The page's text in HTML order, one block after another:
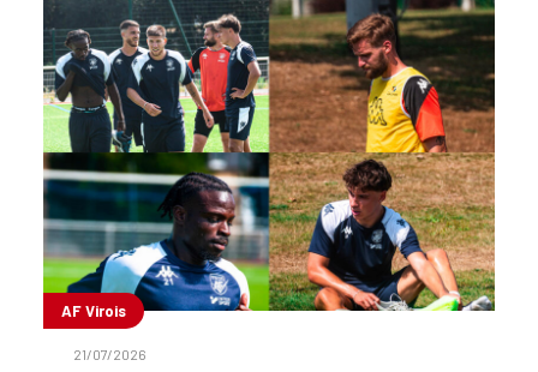
AF Virois
21/07/2026